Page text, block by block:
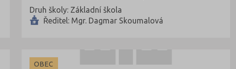
Druh školy: Základní škola
Ředitel: Mgr. Dagmar Skoumalová
OBEC